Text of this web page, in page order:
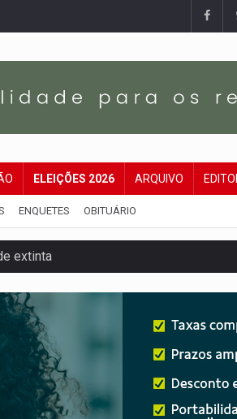
ELEIÇÕES 2026 ARQUIVO
ENQUETES OBITUÁRIO
extinta
155 mil
com entrada gratuita